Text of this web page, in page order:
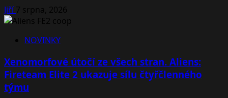
Jiří7 srpna, 2026
NOVINKY
Xenomorfové útočí ze všech stran. Aliens:
Fireteam Elite 2 ukazuje sílu čtyřčlenného
týmu